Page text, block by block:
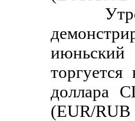
Утром
доллара
(EUR/RUB